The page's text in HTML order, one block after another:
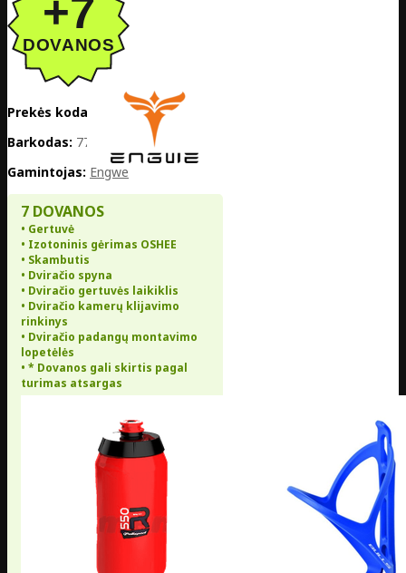
Prekės kodas:
PL05-L20BOOSTGR
Barkodas: 7770001058654
Gamintojas: Engwe
7 DOVANOS
• Gertuvė
• Izotoninis gėrimas OSHEE
• Skambutis
• Dviračio spyna
• Dviračio gertuvės laikiklis
• Dviračio kamerų klijavimo
rinkinys
• Dviračio padangų montavimo
lopetėlės
• * Dovanos gali skirtis pagal
turimas atsargas